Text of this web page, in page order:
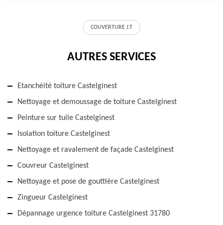
COUVERTURE J.T
AUTRES SERVICES
Etanchéité toiture Castelginest
Nettoyage et demoussage de toiture Castelginest
Peinture sur tuile Castelginest
Isolation toiture Castelginest
Nettoyage et ravalement de façade Castelginest
Couvreur Castelginest
Nettoyage et pose de gouttière Castelginest
Zingueur Castelginest
Dépannage urgence toiture Castelginest 31780